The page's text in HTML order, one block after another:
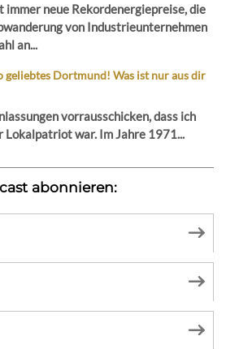
immer neue Rekordenergiepreise, die
von Industrieunternehmen
an...
geliebtes Dortmund! Was ist nur aus dir
vorrausschicken, dass ich
Lokalpatriot war. Im Jahre 1971...
abonnieren: